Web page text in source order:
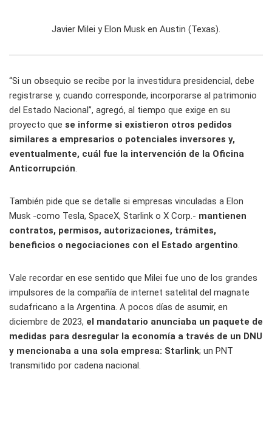
Javier Milei y Elon Musk en Austin (Texas).
“Si un obsequio se recibe por la investidura presidencial, debe
registrarse y, cuando corresponde, incorporarse al patrimonio
del Estado Nacional”, agregó, al tiempo que exige en su
proyecto que se informe si existieron otros pedidos
similares a empresarios o potenciales inversores y,
eventualmente, cuál fue la intervención de la Oficina
Anticorrupción.
También pide que se detalle si empresas vinculadas a Elon
Musk -como Tesla, SpaceX, Starlink o X Corp.- mantienen
contratos, permisos, autorizaciones, trámites,
beneficios o negociaciones con el Estado argentino.
Vale recordar en ese sentido que Milei fue uno de los grandes
impulsores de la compañía de internet satelital del magnate
sudafricano a la Argentina. A pocos días de asumir, en
diciembre de 2023, el mandatario anunciaba un paquete de
medidas para desregular la economía a través de un DNU
y mencionaba a una sola empresa: Starlink; un PNT
transmitido por cadena nacional.